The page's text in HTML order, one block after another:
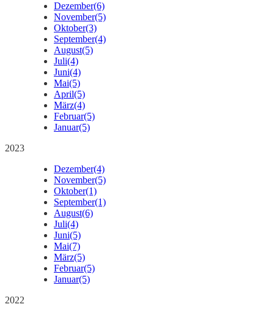
Dezember(6)
November(5)
Oktober(3)
September(4)
August(5)
Juli(4)
Juni(4)
Mai(5)
April(5)
März(4)
Februar(5)
Januar(5)
2023
Dezember(4)
November(5)
Oktober(1)
September(1)
August(6)
Juli(4)
Juni(5)
Mai(7)
März(5)
Februar(5)
Januar(5)
2022